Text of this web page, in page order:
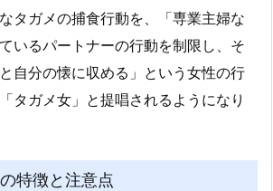
タガメの捕食行動を、「専業主婦な
いるパートナーの行動を制限し、そ
自分の懐に収める」という女性の行
タガメ女」と提唱されるようになり
特徴と注意点